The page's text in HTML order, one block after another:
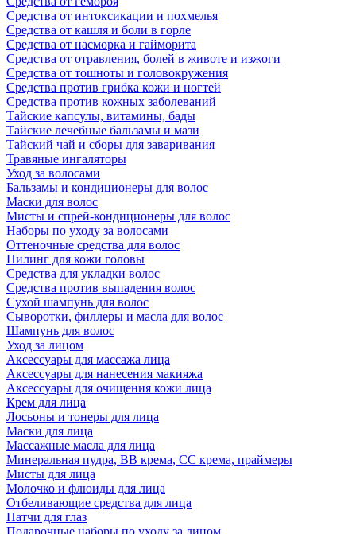
Средства от интоксикации и похмелья
Средства от кашля и боли в горле
Средства от насморка и гайморита
Средства от отравления, болей в животе и изжоги
Средства от тошноты и головокружения
Средства против грибка кожи и ногтей
Средства против кожных заболеваний
Тайские капсулы, витамины, бады
Тайские лечебные бальзамы и мази
Тайский чай и сборы для заваривания
Травяные ингаляторы
Уход за волосами
Бальзамы и кондиционеры для волос
Маски для волос
Мисты и спрей-кондиционеры для волос
Наборы по уходу за волосами
Оттеночные средства для волос
Пилинг для кожи головы
Средства для укладки волос
Средства против выпадения волос
Сухой шампунь для волос
Сыворотки, филлеры и масла для волос
Шампунь для волос
Уход за лицом
Аксессуары для массажа лица
Аксессуары для нанесения макияжа
Аксессуары для очищения кожи лица
Крем для лица
Лосьоны и тонеры для лица
Маски для лица
Массажные масла для лица
Минеральная пудра, BB крема, СС крема, праймеры
Мисты для лица
Молочко и флюиды для лица
Отбеливающие средства для лица
Патчи для глаз
Подарочные наборы по уходу за лицом